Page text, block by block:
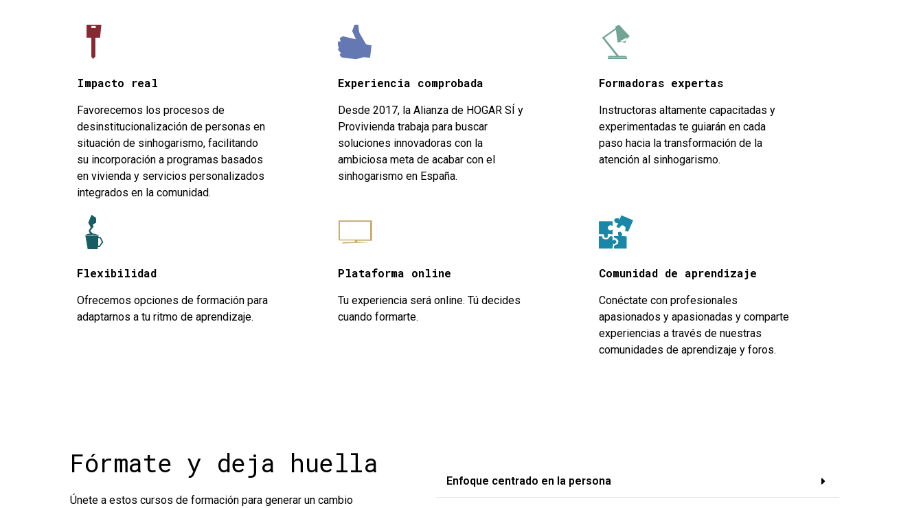
Impacto real
Favorecemos los procesos de
desinstitucionalización de personas en
situación de sinhogarismo, facilitando
su incorporación a programas basados
en vivienda y servicios personalizados
integrados en la comunidad.
Experiencia comprobada
Desde 2017, la Alianza de HOGAR SÍ y
Provivienda trabaja para buscar
soluciones innovadoras con la
ambiciosa meta de acabar con el
sinhogarismo en España.
Formadoras expertas
Instructoras altamente capacitadas y
experimentadas te guiarán en cada
paso hacia la transformación de la
atención al sinhogarismo.
Flexibilidad
Ofrecemos opciones de formación para
adaptarnos a tu ritmo de aprendizaje.
Plataforma online
Tu experiencia será online. Tú decides
cuando formarte.
Comunidad de aprendizaje
Conéctate con profesionales
apasionados y apasionadas y comparte
experiencias a través de nuestras
comunidades de aprendizaje y foros.
Fórmate y deja huella
Únete a estos cursos de formación para generar un cambio
Enfoque centrado en la persona